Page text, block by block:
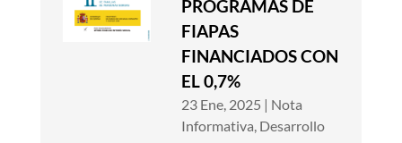
PROGRAMAS DE
FIAPAS
FINANCIADOS CON
EL 0,7%
23 Ene, 2025 | Nota
Informativa, Desarrollo